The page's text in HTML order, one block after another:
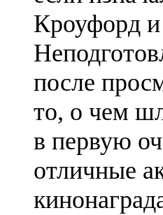
Кроуфорд
после
то, о чем
в первую
отличные